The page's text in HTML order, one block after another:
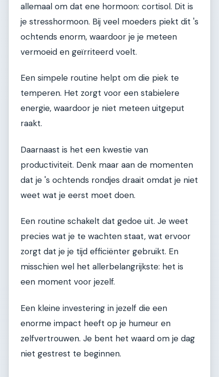
allemaal om dat ene hormoon: cortisol. Dit is
je stresshormoon. Bij veel moeders piekt dit 's
ochtends enorm, waardoor je je meteen
vermoeid en geïrriteerd voelt.
Een simpele routine helpt om die piek te
temperen. Het zorgt voor een stabielere
energie, waardoor je niet meteen uitgeput
raakt.
Daarnaast is het een kwestie van
productiviteit. Denk maar aan de momenten
dat je 's ochtends rondjes draait omdat je niet
weet wat je eerst moet doen.
Een routine schakelt dat gedoe uit. Je weet
precies wat je te wachten staat, wat ervoor
zorgt dat je je tijd efficiënter gebruikt. En
misschien wel het allerbelangrijkste: het is
een moment voor jezelf.
Een kleine investering in jezelf die een
enorme impact heeft op je humeur en
zelfvertrouwen. Je bent het waard om je dag
niet gestrest te beginnen.